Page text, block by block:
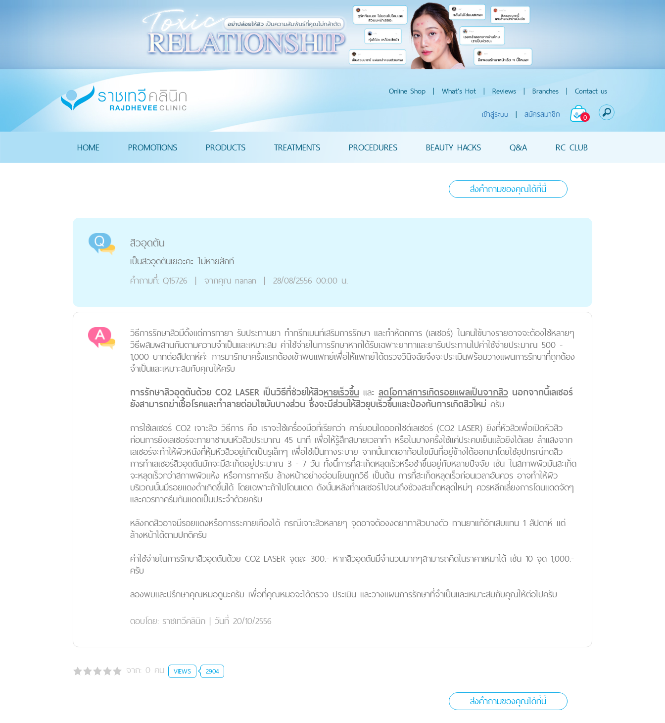
Online Shop | What's Hot | Reviews | Branches | Contact us
0
เข้าสู่ระบบ | สมัครสมาชิก
HOME PROMOTIONS PRODUCTS TREATMENTS PROCEDURES BEAUTY HACKS Q&A RC CLUB
ส่งคำถามของคุณได้ที่นี่
สิวอุดตัน
เป็นสิวอุดตันเยอะคะ ไม่หายสักที
คำถามที่: Q15726 | จากคุณ nanan | 28/08/2556 00:00 น.
วิธีการรักษาสิวมีตั้งแต่การทายา รับประทานยา ทำทรีทเมนท์เสริมการรักษา และทำห้ตถการ (เลเซอร์) ในคนไข้บางรายอาจจะต้องใช้หลายๆ
วิธีผสมผสานกันตามความจำเป็นและเหมาะสม ค่าใช้จ่ายในการรักษาหากได้รับเฉพาะยาทาและยารับประทานไปค่าใช้จ่ายประมาณ 500 -
1,000 บาทต่อสัปดาห์ค่ะ การมารักษาครั้งแรกต้องเข้าพบแพทย์เพื่อให้แพทย์ได้ตรวจวินิจฉัยจึงจะประเมินพร้อมวางแผนการรักษาที่ถูกต้อง
จำเป็นและเหมาะสมกับคุณให้ครับ
การรักษาสิวอุดตันด้วย CO2 LASER เป็นวิธีที่ช่วยให้สิวหายเร็วขึ้น และ ลดโอกาสการเกิดรอยแผลเป็นจากสิวนอกจากนี้เลเซอร์
ยังสามารถฆ่าเชื้อโรคและทำลายต่อมไขมันบางส่วน ซึ่งจะมีส่วนให้สิวยุบเร็วขึ้นและป้องกันการเกิดสิวใหม่ ครับ
การใช้เลเซอร์ CO2 เจาะสิว วิธีการ คือ เราจะใช้เครื่องมือที่เรียกว่า คาร์บอนไดออกไซด์เลเซอร์ (CO2 LASER) ยิงที่หัวสิวเพื่อเปิดหัวสิว
ก่อนการยิงเลเซอร์จะทายาชาบนหัวสิวประมาณ 45 นาที เพื่อให้รู้สึกสบายเวลาทำ หรือในบางครั้งใช้แค่ประคบเย็นแล้วยิงได้เลย ลำแสงจาก
เลเซอร์จะทำให้ผิวหนังที่หุ้มหัวสิวอยู่เกิดเป็นรูเล็กๆ เพื่อใช้เป็นทางระบาย จากนั้นกดเอาก้อนไขมันที่อยู่ข้างใต้ออกมาโดยใช้อุปกรณ์กดสิว
การทำเลเซอร์สิวอุดตันมักจะมีสะเก็ดอยู่ประมาณ 3 - 7 วัน ทั้งนี้การที่สะเก็ดหลุดเร็วหรือช้าขึ้นอยู่กับหลายปัจจัย เช่น ในสภาพผิวมันสะเก็ด
จะหลุดเร็วกว่าสภาพผิวแห้ง หรือการทาครีม ล้างหน้าอย่างอ่อนโยนถูกวิธี เป็นต้น การที่สะเก็ดหลุดเร็วก่อนเวลาอันควร อาจทำให้ผิว
บริเวณนั้นมีรอยแดงดำเกิดขึ้นได้ โดยเฉพาะถ้าไปโดนแดด ดังนั้นหลังทำเลเซอร์ไปจนถึงช่วงสะเก็ดหลุดใหม่ๆ ควรหลีกเลี่ยงการโดนแดดจัดๆ
และควรทาครีมกันแดดเป็นประจำด้วยครับ
หลังกดสิวอาจมีรอยแดงหรือการระคายเคืองได้ กรณีเจาะสิวหลายๆ จุดอาจต้องงดยาทาสิวบางตัว ทานยาแก้อักเสบแทน 1 สัปดาห์ แต่
ล้างหน้าได้ตามปกติครับ
ค่าใช้จ่ายในการรักษาสิวอุดตันด้วย CO2 LASER จุดละ 300.- หากสิวอุดตันมีจำนวนมากๆสามารถคิดในราคาเหมาได้ เช่น 10 จุด 1,000.-
ครับ
ลองพบและปรึกษาคุณหมอดูนะครับ เพื่อที่คุณหมอจะได้ตรวจ ประเมิน และวางแผนการรักษาที่จำเป็นและเหมาะสมกับคุณให้ต่อไปครับ
ตอบโดย: ราชเทวีคลินิก | วันที่ 20/10/2556
จาก: 0 คน VIEWS 2904
ส่งคำถามของคุณได้ที่นี่